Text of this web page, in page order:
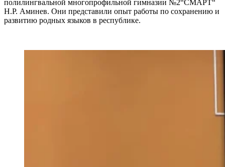
полилингвальной многопрофильной гимназии №2“СМАРТ“
Н.Р. Аминев. Они представили опыт работы по сохранению и
развитию родных языков в республике.